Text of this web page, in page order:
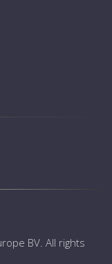
BV . All rights